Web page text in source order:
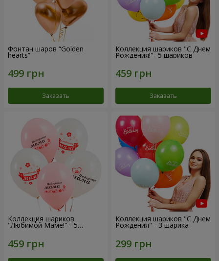
Фонтан шаров “Golden
hearts”
Заказать
Коллекция шариков "С Днем
Рождения!"- 5 шариков
Заказать
Коллекция шариков
"Любимой Маме!" - 5
Коллекция шариков "С Днем
Рождения" - 3 шарика